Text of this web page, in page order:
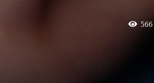
566